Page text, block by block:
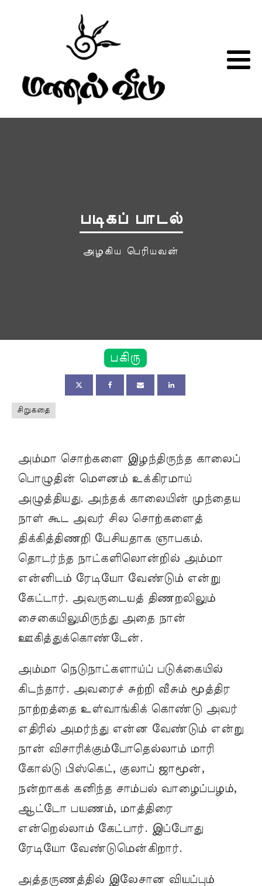
படிகப் பாடல்
அழகிய பெரியவன்
பகிரு
சிறுகதை
அம்மா சொற்களை இழந்திருந்த காலைப்
பொழுதின் மௌனம் உக்கிரமாய்
அழுத்தியது. அந்தக் காலையின் முந்தைய
நாள் கூட அவர் சில சொற்களைத்
திக்கித்திணறி பேசியதாக ஞாபகம்.
தொடர்ந்த நாட்களிலொன்றில் அம்மா
என்னிடம் ரேடியோ வேண்டும் என்று
கேட்டார். அவருடையத் திணறலிலும்
சைகையிலுமிருந்து அதை நான்
ஊகித்துக்கொண்டேன்.
அம்மா நெடுநாட்களாய்ப் படுக்கையில்
கிடந்தார். அவரைச் சுற்றி வீசும் மூத்திர
நாற்றத்தை உள்வாங்கிக் கொண்டு அவர்
எதிரில் அமர்ந்து என்ன வேண்டும் என்று
நான் விசாரிக்கும்போதெல்லாம் மாரி
கோல்டு பிஸ்கெட், குலாப் ஜாமூன்,
நன்றாகக் கனிந்த சாம்பல் வாழைப்பழம்,
ஆட்டோ பயணம், மாத்திரை
என்றெல்லாம் கேட்பார். இப்போது
ரேடியோ வேண்டுமென்கிறார்.
அத்தருணத்தில் இலேசான வியப்பும்